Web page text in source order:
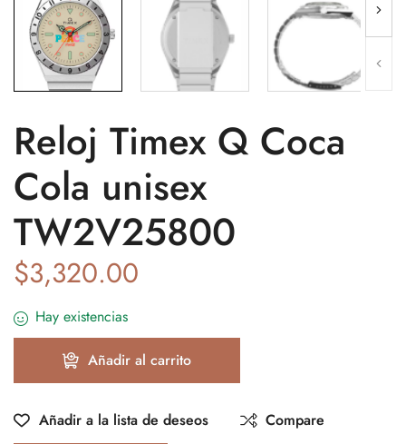
Reloj Timex Q Coca
Cola unisex
TW2V25800
$3,320.00
Hay existencias
Añadir al carrito
Añadir a la lista de deseos Compare